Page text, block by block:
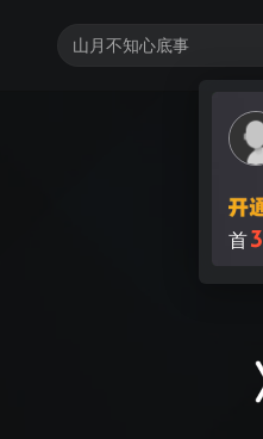
首3